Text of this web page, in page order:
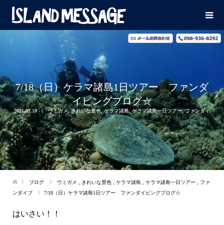
7/18（日）ケラマ諸島1日ツアー ファンダ
イビングブログ☆
2021.07.18 ウミガメ,きれいな景色,ケラマ諸島 ,ケラマ諸島一日ツアー,ファンダイ
ブ
ブログ ウミガメ きれいな景色 ケラマ諸島 ケラマ諸島一日ツアー
ファ
ンダイブ
7/18（日）ケラマ諸島1日ツアー ファンダイビングブログ☆
はいさい！！